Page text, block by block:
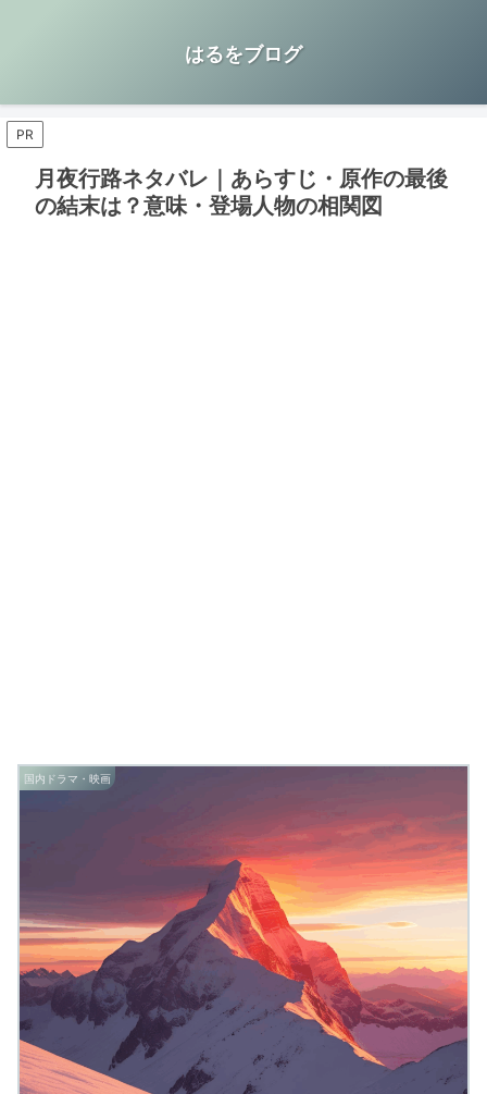
はるをブログ
PR
月夜行路ネタバレ｜あらすじ・原作の最後
の結末は？意味・登場人物の相関図
国内ドラマ・映画